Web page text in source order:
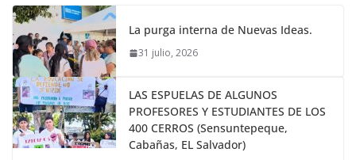
La purga interna de Nuevas Ideas.
31 julio, 2026
LAS ESPUELAS DE ALGUNOS
PROFESORES Y ESTUDIANTES DE LOS
400 CERROS (Sensuntepeque,
Cabañas, EL Salvador)